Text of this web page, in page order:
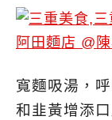
寬麵吸湯，
和韭黃增添